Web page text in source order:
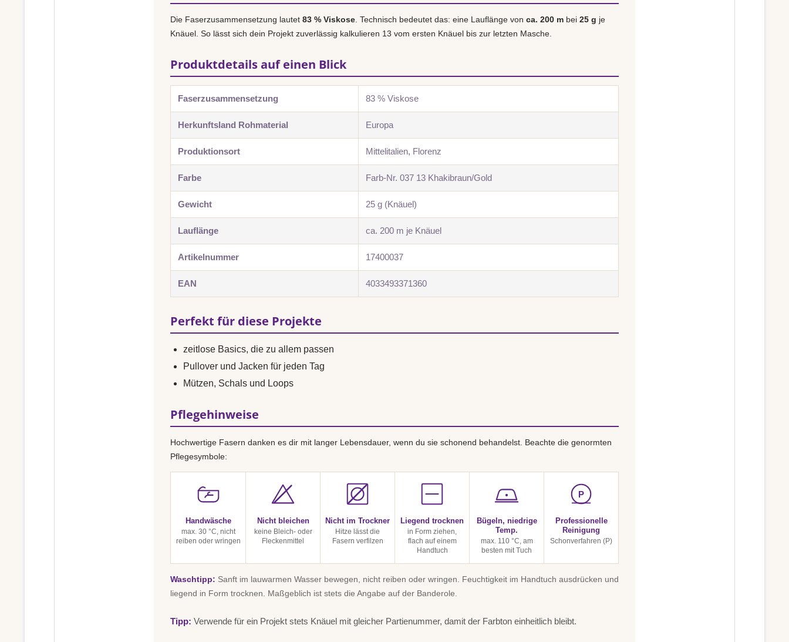
Die Faserzusammensetzung lautet 83 % Viskose . Technisch bedeutet das: eine Lauflänge von ca. 200 m bei 25 g je
Knäuel. So lässt sich dein Projekt zuverlässig kalkulieren 13 vom ersten Knäuel bis zur letzten Masche.
Produktdetails auf einen Blick
Faserzusammensetzung 83 % Viskose
Herkunftsland Rohmaterial Europa
Produktionsort Mittelitalien, Florenz
Farbe Farb-Nr. 037 13 Khakibraun/Gold
Gewicht 25 g (Knäuel)
Lauflänge ca. 200 m je Knäuel
Artikelnummer 17400037
EAN 4033493371360
Perfekt für diese Projekte
zeitlose Basics, die zu allem passen
Pullover und Jacken für jeden Tag
Mützen, Schals und Loops
Pflegehinweise
Hochwertige Fasern danken es dir mit langer Lebensdauer, wenn du sie schonend behandelst. Beachte die genormten
Pflegesymbole:
Handwäsche
max. 30 °C, nicht
reiben oder wringen
Nicht bleichen
keine Bleich- oder
Fleckenmittel
Nicht im Trockner
Hitze lässt die
Fasern verfilzen
Liegend trocknen
in Form ziehen,
flach auf einem
Handtuch
Bügeln, niedrige
Temp.
max. 110 °C, am
besten mit Tuch
P
Professionelle
Reinigung
Schonverfahren (P)
Waschtipp: Sanft im lauwarmen Wasser bewegen, nicht reiben oder wringen. Feuchtigkeit im Handtuch ausdrücken und
liegend in Form trocknen. Maßgeblich ist stets die Angabe auf der Banderole.
Tipp: Verwende für ein Projekt stets Knäuel mit gleicher Partienummer, damit der Farbton einheitlich bleibt.